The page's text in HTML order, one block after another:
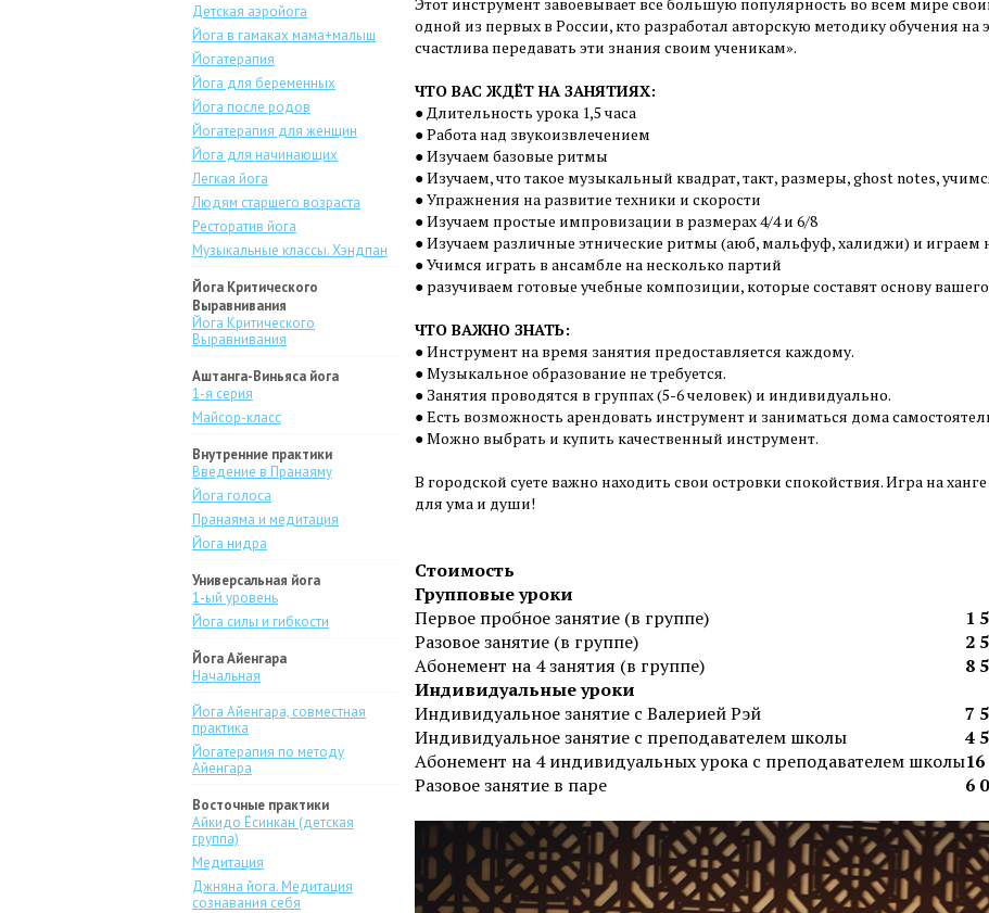
Детская аэройога
Йога в гамаках мама+малыш
Йогатерапия
Йога для беременных
Йога после родов
Йогатерапия для женщин
Йога для начинающих
Легкая йога
Людям старшего возраста
Ресторатив йога
Музыкальные классы. Хэндпан
Йога Критического
Выравнивания
Йога Критического
Выравнивания
Аштанга-Виньяса йога
1-я серия
Майсор-класс
Внутренние практики
Введение в Пранаяму
Йога голоса
Пранаяма и медитация
Йога нидра
Универсальная йога
1-ый уровень
Йога силы и гибкости
Йога Айенгара
Начальная
Йога Айенгара, совместная
практика
Йогатерапия по методу
Айенгара
Восточные практики
Айкидо Ёсинкан (детская
группа)
Медитация
Джняна йога. Медитация
сознавания себя
одной из первых в России, кто разработал авторскую методику обучения
счастлива передавать эти знания своим ученикам».
ЧТО ВАС ЖДЁТ НА ЗАНЯТИЯХ:
● Длительность урока 1,5 часа
● Работа над звукоизвлечением
● Изучаем базовые ритмы
● Изучаем, что такое музыкальный квадрат, такт, размеры, ghost notes,
● Упражнения на развитие техники и скорости
● Изучаем простые импровизации в размерах 4/4 и 6/8
● Изучаем различные этнические ритмы (аюб, мальфуф, халиджи) и играем
● Учимся играть в ансамбле на несколько партий
● разучиваем готовые учебные композиции, которые составят основу
ЧТО ВАЖНО ЗНАТЬ:
● Инструмент на время занятия предоставляется каждому.
● Музыкальное образование не требуется.
● Занятия проводятся в группах (5-6 человек) и индивидуально.
● Есть возможность арендовать инструмент и заниматься дома
● Можно выбрать и купить качественный инструмент.
В городской суете важно находить свои островки спокойствия. Игра на
для ума и души!
Стоимость
Групповые уроки
Первое пробное занятие (в группе)
1
Разовое занятие (в группе) 2
Абонемент на 4 занятия (в группе) 8
Индивидуальные уроки
Индивидуальное занятие с Валерией Рэй
7
Индивидуальное занятие с преподавателем школы 4
Абонемент на 4 индивидуальных урока с преподавателем школы
Разовое занятие в паре 6